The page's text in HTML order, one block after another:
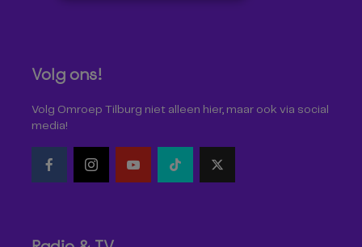
Volg ons!
Volg Omroep Tilburg niet alleen hier, maar ook via social
media!